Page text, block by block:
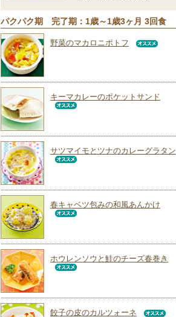
パクパク期 完了期：1歳～1歳3ヶ月 3回食
野菜のマカロニポトフ
キーマカレーのポケットサンド
サツマイモとツナのカレーグラタン
春キャベツ包みの和風あんかけ
ホウレンソウと鮭のチーズ春巻き
餃子の皮のカルツォーネ